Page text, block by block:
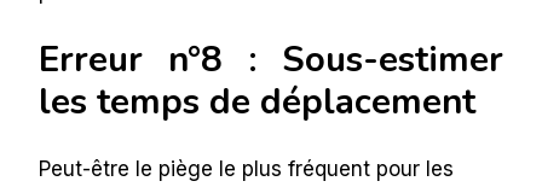
Erreur n°8 : Sous-estimer
les temps de déplacement
Peut-être le piège le plus fréquent pour les